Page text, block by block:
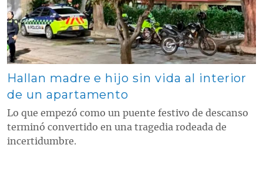
Hallan madre e hijo sin vida al interior
de un apartamento
Lo que empezó como un puente festivo de descanso
terminó convertido en una tragedia rodeada de
incertidumbre.